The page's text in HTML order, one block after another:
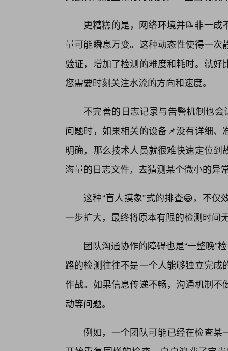
更糟糕的是，网络环境并📝非一
量可能瞬息万变。这种动态性使得一
验证，增加了检测的难度和耗时。就
您需要时刻关注水流的方向和速度。
不完善的日志记录与告警机制也
问题时，如果相关的设备📌没有详细
明确，那么技术人员就很难快速定位
海量的日志文件，去猜测某个微小的异
这种“盲人摸象”式的排查😁，不
一步扩大，最终将原本有限的检测时间
团队沟通协作的障碍也是“一整晚”
路的检测往往不是一个人能够独立完
作战。如果信息传递不畅，沟通机制
动等问题。
例如，一个团队可能已经在检查某